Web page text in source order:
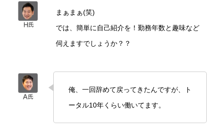
まぁまぁ(笑)
では、簡単に自己紹介を！勤務年数と趣味など
伺えますでしょうか？？
俺、一回辞めて戻ってきたんですが、ト
ータル10年くらい働いてます。